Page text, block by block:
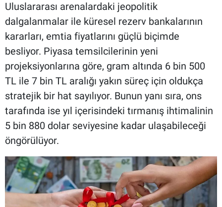
Uluslararası arenalardaki jeopolitik
dalgalanmalar ile küresel rezerv bankalarının
kararları, emtia fiyatlarını güçlü biçimde
besliyor. Piyasa temsilcilerinin yeni
projeksiyonlarına göre, gram altında 6 bin 500
TL ile 7 bin TL aralığı yakın süreç için oldukça
stratejik bir hat sayılıyor. Bunun yanı sıra, ons
tarafında ise yıl içerisindeki tırmanış ihtimalinin
5 bin 880 dolar seviyesine kadar ulaşabileceği
öngörülüyor.